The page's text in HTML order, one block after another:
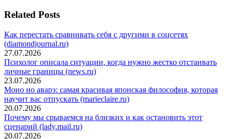
Related Posts
Как перестать сравнивать себя с другими в соцсетях
(diamondjournal.ru)
27.07.2026
Психолог описала ситуации, когда нужно жестко отстаивать
личные границы (news.ru)
23.07.2026
Моно но аварэ: самая красивая японская философия, которая
научит вас отпускать (marieclaire.ru)
20.07.2026
Почему мы срываемся на близких и как остановить этот
сценарий (lady.mail.ru)
20.07.2026